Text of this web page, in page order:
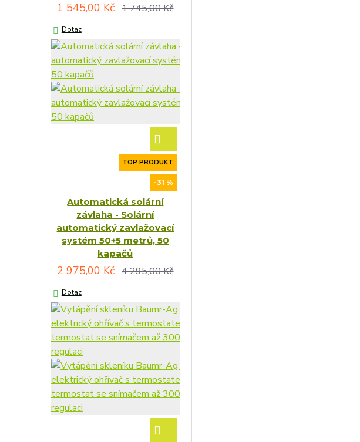
1 545,00 Kč 1 745,00 Kč
Dotaz
TOP PRODUKT
-31 %
Automatická solární
závlaha - Solární
automatický zavlažovací
systém 50+5 metrů, 50
kapačů
2 975,00 Kč 4 295,00 Kč
Dotaz